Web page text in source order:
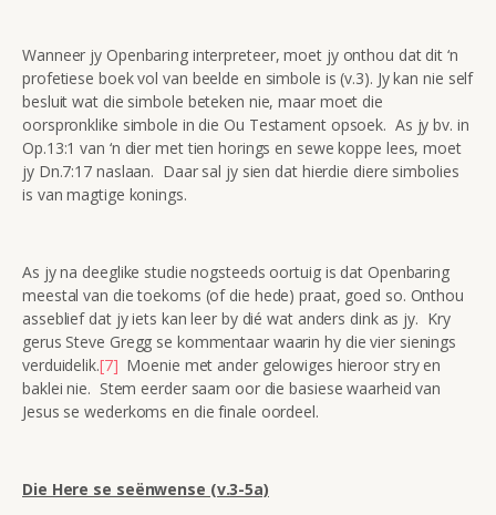
Wanneer jy Openbaring interpreteer, moet jy onthou dat dit ‘n
profetiese boek vol van beelde en simbole is (v.3). Jy kan nie self
besluit wat die simbole beteken nie, maar moet die
oorspronklike simbole in die Ou Testament opsoek. As jy bv. in
Op.13:1 van ‘n dier met tien horings en sewe koppe lees, moet
jy Dn.7:17 naslaan. Daar sal jy sien dat hierdie diere simbolies
is van magtige konings.
As jy na deeglike studie nogsteeds oortuig is dat Openbaring
meestal van die toekoms (of die hede) praat, goed so. Onthou
asseblief dat jy iets kan leer by dié wat anders dink as jy. Kry
gerus Steve Gregg se kommentaar waarin hy die vier sienings
verduidelik.[7] Moenie met ander gelowiges hieroor stry en
baklei nie. Stem eerder saam oor die basiese waarheid van
Jesus se wederkoms en die finale oordeel.
Die Here se seënwense (v.3-5a)